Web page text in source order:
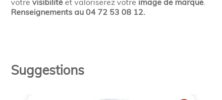
votre visibilité et valoriserez votre image de marque.
Renseignements au 04 72 53 08 12.
Suggestions